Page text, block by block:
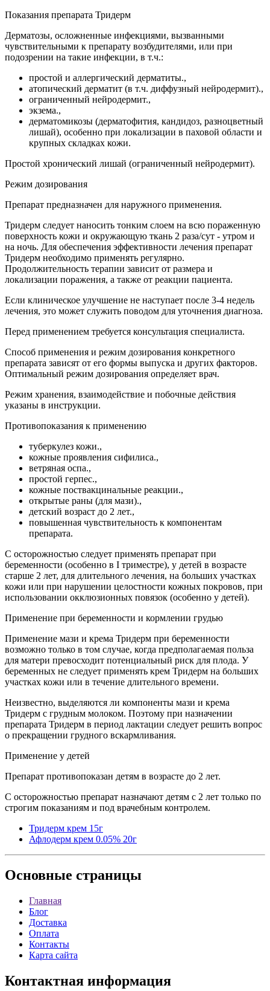
Показания препарата Тридерм
Дерматозы, осложненные инфекциями, вызванными
чувствительными к препарату возбудителями, или при
подозрении на такие инфекции, в т.ч.:
простой и аллергический дерматиты.,
атопический дерматит (в т.ч. диффузный нейродермит).,
ограниченный нейродермит.,
экзема.,
дерматомикозы (дерматофития, кандидоз, разноцветный
лишай), особенно при локализации в паховой области и
крупных складках кожи.
Простой хронический лишай (ограниченный нейродермит).
Режим дозирования
Препарат предназначен для наружного применения.
Тридерм следует наносить тонким слоем на всю пораженную
поверхность кожи и окружающую ткань 2 раза/сут - утром и
на ночь. Для обеспечения эффективности лечения препарат
Тридерм необходимо применять регулярно.
Продолжительность терапии зависит от размера и
локализации поражения, а также от реакции пациента.
Если клиническое улучшение не наступает после 3-4 недель
лечения, это может служить поводом для уточнения диагноза.
Перед применением требуется консультация специалиста.
Способ применения и режим дозирования конкретного
препарата зависят от его формы выпуска и других факторов.
Оптимальный режим дозирования определяет врач.
Режим хранения, взаимодействие и побочные действия
указаны в инструкции.
Противопоказания к применению
туберкулез кожи.,
кожные проявления сифилиса.,
ветряная оспа.,
простой герпес.,
кожные поствакцинальные реакции.,
открытые раны (для мази).,
детский возраст до 2 лет.,
повышенная чувствительность к компонентам
препарата.
С осторожностью следует применять препарат при
беременности (особенно в I триместре), у детей в возрасте
старше 2 лет, для длительного лечения, на больших участках
кожи или при нарушении целостности кожных покровов, при
использовании окклюзионных повязок (особенно у детей).
Применение при беременности и кормлении грудью
Применение мази и крема Тридерм при беременности
возможно только в том случае, когда предполагаемая польза
для матери превосходит потенциальный риск для плода. У
беременных не следует применять крем Тридерм на больших
участках кожи или в течение длительного времени.
Неизвестно, выделяются ли компоненты мази и крема
Тридерм с грудным молоком. Поэтому при назначении
препарата Тридерм в период лактации следует решить вопрос
о прекращении грудного вскармливания.
Применение у детей
Препарат противопоказан детям в возрасте до 2 лет.
С осторожностью препарат назначают детям с 2 лет только по
строгим показаниям и под врачебным контролем.
Тридерм крем 15г
Афлодерм крем 0.05% 20г
Основные страницы
Главная
Блог
Доставка
Оплата
Контакты
Карта сайта
Контактная информация